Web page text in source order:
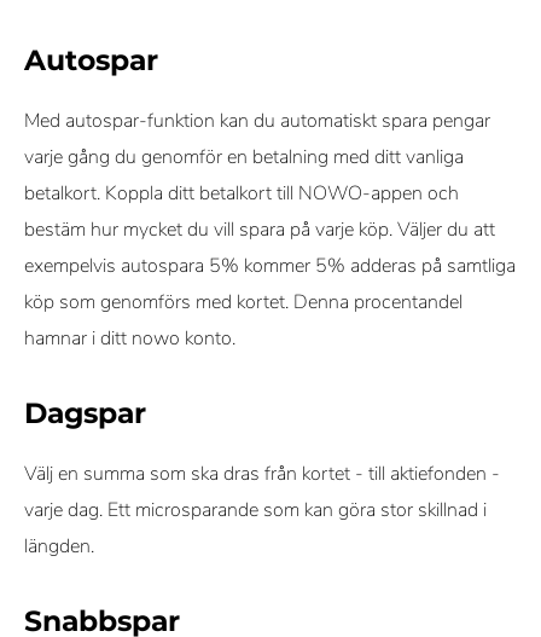
Autospar
Med autospar-funktion kan du automatiskt spara pengar
varje gång du genomför en betalning med ditt vanliga
betalkort. Koppla ditt betalkort till NOWO-appen och
bestäm hur mycket du vill spara på varje köp. Väljer du att
exempelvis autospara 5% kommer 5% adderas på samtliga
köp som genomförs med kortet. Denna procentandel
hamnar i ditt nowo konto.
Dagspar
Välj en summa som ska dras från kortet - till aktiefonden -
varje dag. Ett microsparande som kan göra stor skillnad i
längden.
Snabbspar